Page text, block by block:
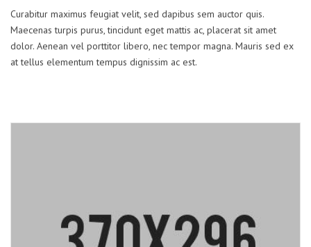
Curabitur maximus feugiat velit, sed dapibus sem auctor quis.
Maecenas turpis purus, tincidunt eget mattis ac, placerat sit amet
dolor. Aenean vel porttitor libero, nec tempor magna. Mauris sed ex
at tellus elementum tempus dignissim ac est.